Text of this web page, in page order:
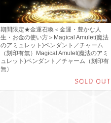
期間限定★金運召喚＜金運・豊かな人
生・お金の使い方＞Magical Amulet(魔法
のアミュレット)ペンダント／チャーム
（刻印有無）Magical Amulet(魔法のアミ
ュレット)ペンダント／チャーム（刻印有
無）
SOLD OUT